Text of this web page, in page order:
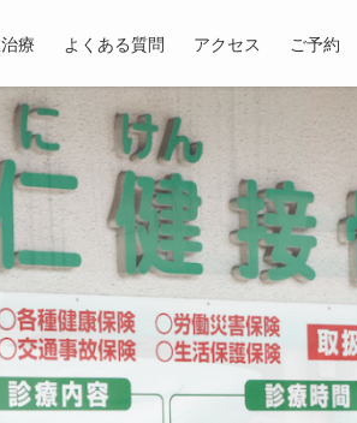
療 よくある質問 アクセス ご予約